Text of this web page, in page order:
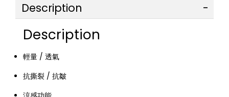
Description
Description
輕量 / 透氣
抗撕裂 / 抗皺